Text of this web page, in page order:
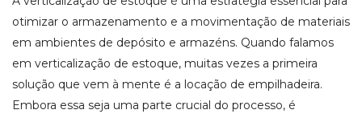
otimizar o armazenamento e a movimentação de materiais
em ambientes de depósito e armazéns. Quando falamos
em verticalização de estoque, muitas vezes a primeira
solução que vem à mente é a locação de empilhadeira.
Embora essa seja uma parte crucial do processo, é